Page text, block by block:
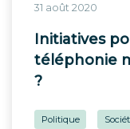
31 août 2020
Initiatives
téléphonie
?
Politique